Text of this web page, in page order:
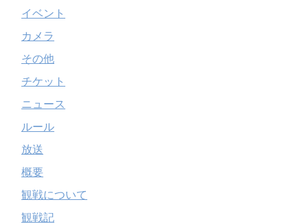
イベント
カメラ
その他
チケット
ニュース
ルール
放送
概要
観戦について
観戦記